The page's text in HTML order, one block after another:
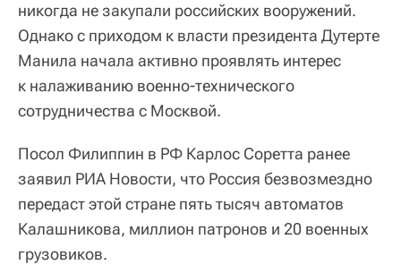
никогда не закупали российских вооружений.
Однако с приходом к власти президента Дутерте
Манила начала активно проявлять интерес
к налаживанию военно-технического
сотрудничества с Москвой.
Посол Филиппин в РФ Карлос Соретта ранее
заявил РИА Новости, что Россия безвозмездно
передаст этой стране пять тысяч автоматов
Калашникова, миллион патронов и 20 военных
грузовиков.